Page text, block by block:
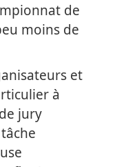
de
moins de
et
à
jury